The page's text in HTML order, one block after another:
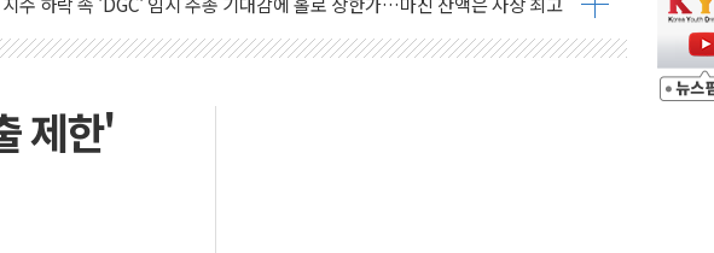
이먼 "금융시장 레버리지 위험수위…숨은 차입이 더 큰 변수"
장서 화재 1명 중상…대응 1단계 진압 중
80주년…지역과 함께하는 '선봉'의 대민 봉사
동해로 단거리 탄도미사일 1발 발사… 올해 10번째·42일 만 도발
제한'